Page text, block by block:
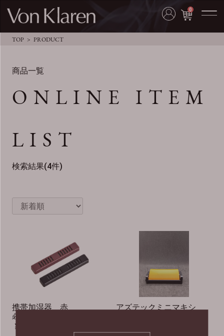
0
TOP PRODUCT
商品一覧
ONLINE ITEM
LIST
検索結果(4件)
携帯加湿器 赤
必需品
￥350
アズテックミニマキシ